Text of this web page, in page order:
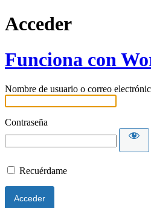
Acceder
Funciona con
Nombre de usuario o correo
Contraseña
Recuérdame